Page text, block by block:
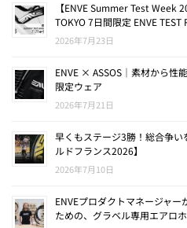
【ENVE Summer Test Week
TOKYO 7日間限定 ENVE
2026年7月23日
ENVE × ASSOS｜素材から性
限定ウェア
2026年7月21日
早くもステージ3勝！総合争い
ルドフランス2026】
2026年7月10日
ENVEプロダクトマネージャ
ための、グラベル専用エアロ